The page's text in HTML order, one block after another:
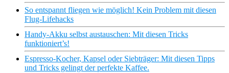
So entspannt fliegen wie möglich! Kein Problem mit diesen
Flug-Lifehacks
Handy-Akku selbst austauschen: Mit diesen Tricks
funktioniert’s!
Espresso-Kocher, Kapsel oder Siebträger: Mit diesen Tipps
und Tricks gelingt der perfekte Kaffee.